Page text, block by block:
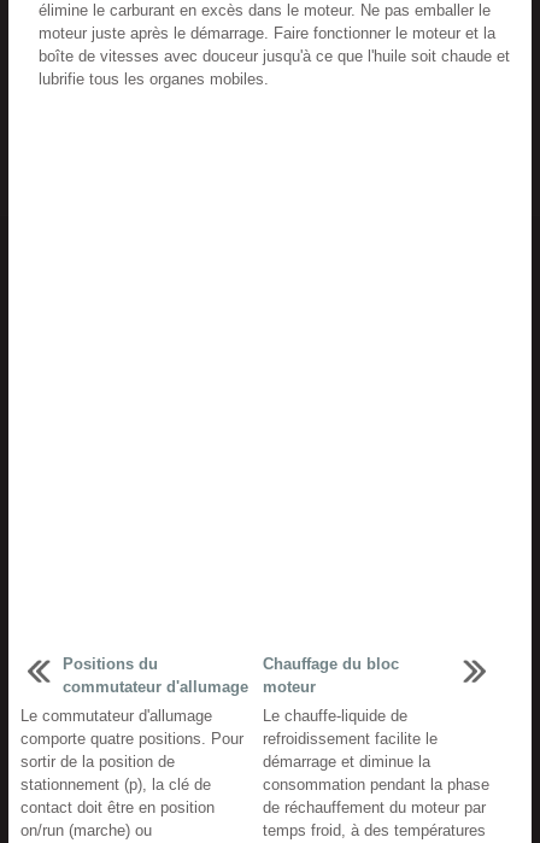
élimine le carburant en excès dans le moteur. Ne pas emballer le
moteur juste après le démarrage. Faire fonctionner le moteur et la
boîte de vitesses avec douceur jusqu'à ce que l'huile soit chaude et
lubrifie tous les organes mobiles.
Positions du
commutateur d'allumage
Le commutateur d'allumage
comporte quatre positions. Pour
sortir de la position de
stationnement (p), la clé de
contact doit être en position
on/run (marche) ou
Chauffage du bloc
moteur
Le chauffe-liquide de
refroidissement facilite le
démarrage et diminue la
consommation pendant la phase
de réchauffement du moteur par
temps froid, à des températures